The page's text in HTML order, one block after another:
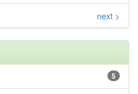
next >
5